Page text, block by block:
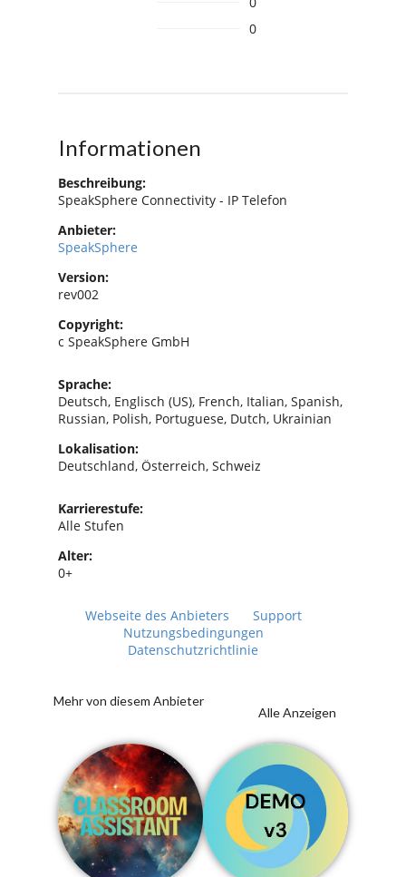
0
Informationen
Beschreibung:
SpeakSphere Connectivity - IP Telefon
Anbieter:
SpeakSphere
Version:
rev002
Copyright:
c SpeakSphere GmbH
Sprache:
Deutsch, Englisch (US), French, Italian, Spanish,
Russian, Polish, Portuguese, Dutch, Ukrainian
Lokalisation:
Deutschland, Österreich, Schweiz
Karrierestufe:
Alle Stufen
Alter:
0+
Webseite des Anbieters
Support
Nutzungsbedingungen
Datenschutzrichtlinie
Mehr von diesem Anbieter
Alle Anzeigen